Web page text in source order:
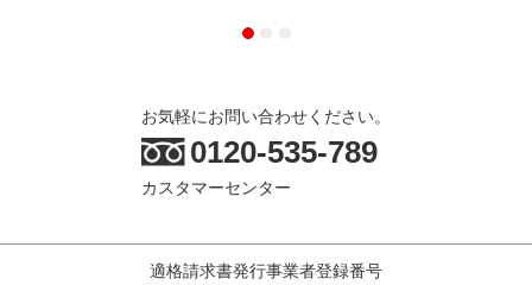
お気軽にお問い合わせください。
0120-535-789
カスタマーセンター
適格請求書発行事業者登録番号